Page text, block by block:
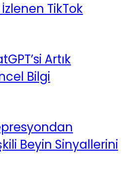
TikTok
Artık
Bilgi
Beyin Sinyallerini